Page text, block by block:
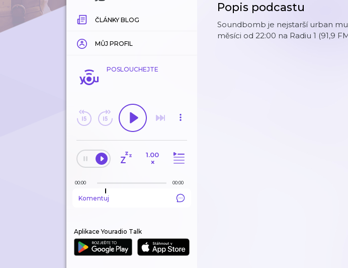
ČLÁNKY BLOG
MŮJ PROFIL
POSLOUCHEJTE
1.00
×
00:00 00:00
Komentuj
Aplikace Youradio Talk
Popis podcastu
Soundbomb je nejstarší urban
měsíci od 22:00 na Radiu 1 (91,9